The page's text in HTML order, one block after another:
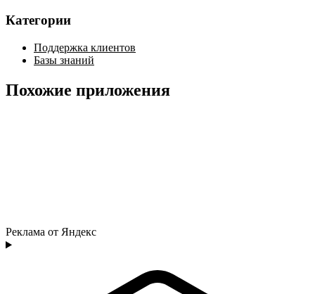
Категории
Поддержка клиентов
Базы знаний
Похожие приложения
Реклама от Яндекс